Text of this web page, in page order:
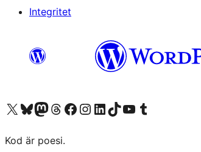
Integritet
Besök vår X-konto (f.d. Twitter)
Besök vårt Bluesky-konto
Besök vårt Mastodon-konto
Besök vårt Thread-konto
Besök vår Facebook-sidaBesök vårt Instagram-konto
Besök vårt LinkedIn-konto
Besök vårt TikTok-konto
Besök vår YouTube-kanalBesök vårt Tumblr-konto
Kod är poesi.